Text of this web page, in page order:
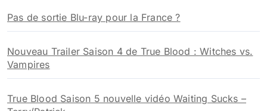
Pas de sortie Blu-ray pour la France ?
Nouveau Trailer Saison 4 de True Blood : Witches vs.
Vampires
True Blood Saison 5 nouvelle vidéo Waiting Sucks –